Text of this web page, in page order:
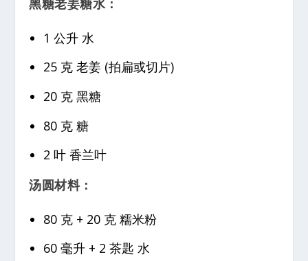
黑糖老姜糖水：
1 公升 水
25 克 老姜 (拍扁或切片)
20 克 黑糖
80 克 糖
2 叶 香兰叶
汤圆材料：
80 克 + 20 克 糯米粉
60 毫升 + 2 茶匙 水